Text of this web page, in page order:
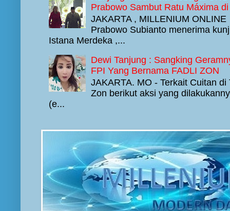
Prabowo Sambut Ratu Máxima
JAKARTA , MILLENIUM
Prabowo Subianto menerima
Istana Merdeka ,...
Dewi Tanjung : Sangking
FPI Yang Bernama FADLI ZON
JAKARTA. MO - Terkait Cuitan
Zon berikut aksi yang
(e...